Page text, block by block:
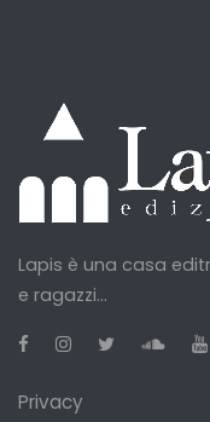
Lapis è una casa
e ragazzi...
Privacy